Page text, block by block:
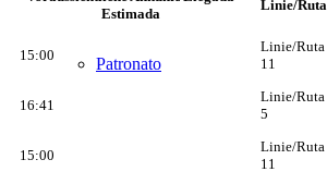
Patronato
Estimada
Linie/Ruta
15:00
Linie/Ruta
11
16:41
Linie/Ruta
5
15:00
Linie/Ruta
11